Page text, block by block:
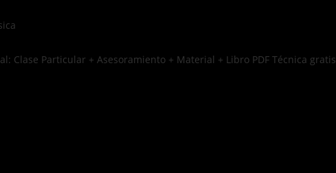
Clase Particular + Asesoramiento + Material + Libro PDF Técnica gratis